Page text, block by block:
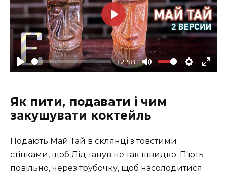
P
a
y
12:58
M
t
e
S
g
s
E
P
l
a
y
Як пити, подавати і чим
закушувати коктейль
Подають Май Тай в склянці з товстими
стінками, щоб Лід танув не так швидко. П'ють
повільно, через трубочку, щоб насолодитися